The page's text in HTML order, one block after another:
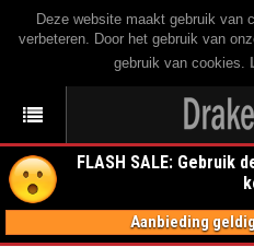
Deze website maakt gebruik van
verbeteren. Door het gebruik van
gebruik van cookies.
FLASH SALE: Gebruik
Aanbieding